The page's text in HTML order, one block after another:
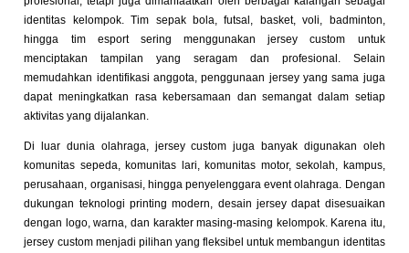
identitas kelompok. Tim sepak bola, futsal, basket, voli, badminton,
hingga tim esport sering menggunakan jersey custom untuk
menciptakan tampilan yang seragam dan profesional. Selain
memudahkan identifikasi anggota, penggunaan jersey yang sama juga
dapat meningkatkan rasa kebersamaan dan semangat dalam setiap
aktivitas yang dijalankan.
Di luar dunia olahraga, jersey custom juga banyak digunakan oleh
komunitas sepeda, komunitas lari, komunitas motor, sekolah, kampus,
perusahaan, organisasi, hingga penyelenggara event olahraga. Dengan
dukungan teknologi printing modern, desain jersey dapat disesuaikan
dengan logo, warna, dan karakter masing-masing kelompok. Karena itu,
jersey custom menjadi pilihan yang fleksibel untuk membangun identitas